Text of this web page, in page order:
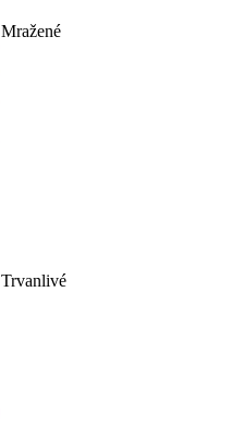
Mražené
Trvanlivé